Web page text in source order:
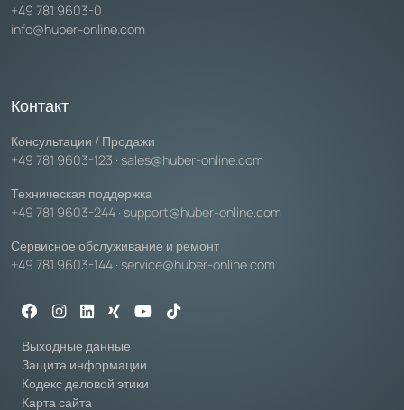
+49 781 9603-0
info@huber-online.com
Контакт
Консультации / Продажи
+49 781 9603-123 · sales@huber-online.com
Техническая поддержка
+49 781 9603-244 · support@huber-online.com
Сервисное обслуживание и ремонт
+49 781 9603-144 · service@huber-online.com
Выходные данные
Защита информации
Кодекс деловой этики
Карта сайта